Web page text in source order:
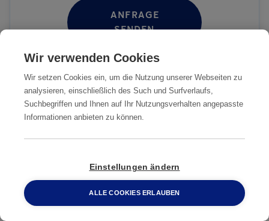
ANFRAGE
SENDEN
WIE GEHT ES WEITER?
1
Sie füllen das Kontaktformular
2 0800 2 33 04 00
Wir verwenden Cookies
Wir setzen Cookies ein, um die Nutzung unserer Webseiten zu
analysieren, einschließlich des Such und Surfverlaufs,
Suchbegriffen und Ihnen auf Ihr Nutzungsverhalten angepasste
Informationen anbieten zu können.
Einstellungen ändern
ALLE COOKIES ERLAUBEN